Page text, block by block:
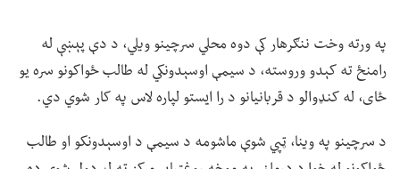
په ورته وخت ننګرهار کې دوه محلي سرچینو ویلي، د دې پېښې له
رامنځ ته کېدو وروسته، د سیمې اوسېدونکي له طالب ځواکونو سره یو
ځای، له کنډوالو د قربانیانو د را ایستو لپاره لاس په کار شوي دي.
د سرچینو په وینا، ټپي شوې ماشومه د سیمې د اوسېدونکو او طالب